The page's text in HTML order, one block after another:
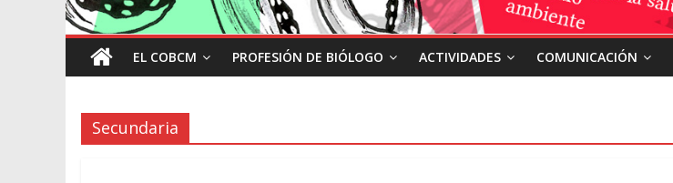
EL COBCM PROFESIÓN DE BIÓLOGO ACTIVIDADES COMUNICACIÓN
Secundaria